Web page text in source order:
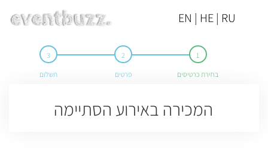
EN | HE | RU
בחירת כרטיסים פרטים תשלום
המכירה באירוע הסתיימה